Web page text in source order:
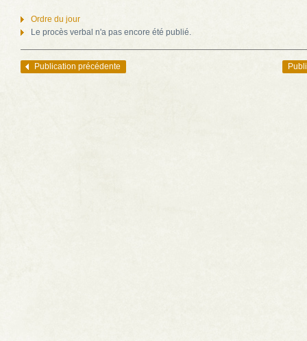
Ordre du jour
Le procès verbal n'a pas encore été publié.
Navigation des articles
Publication précédente